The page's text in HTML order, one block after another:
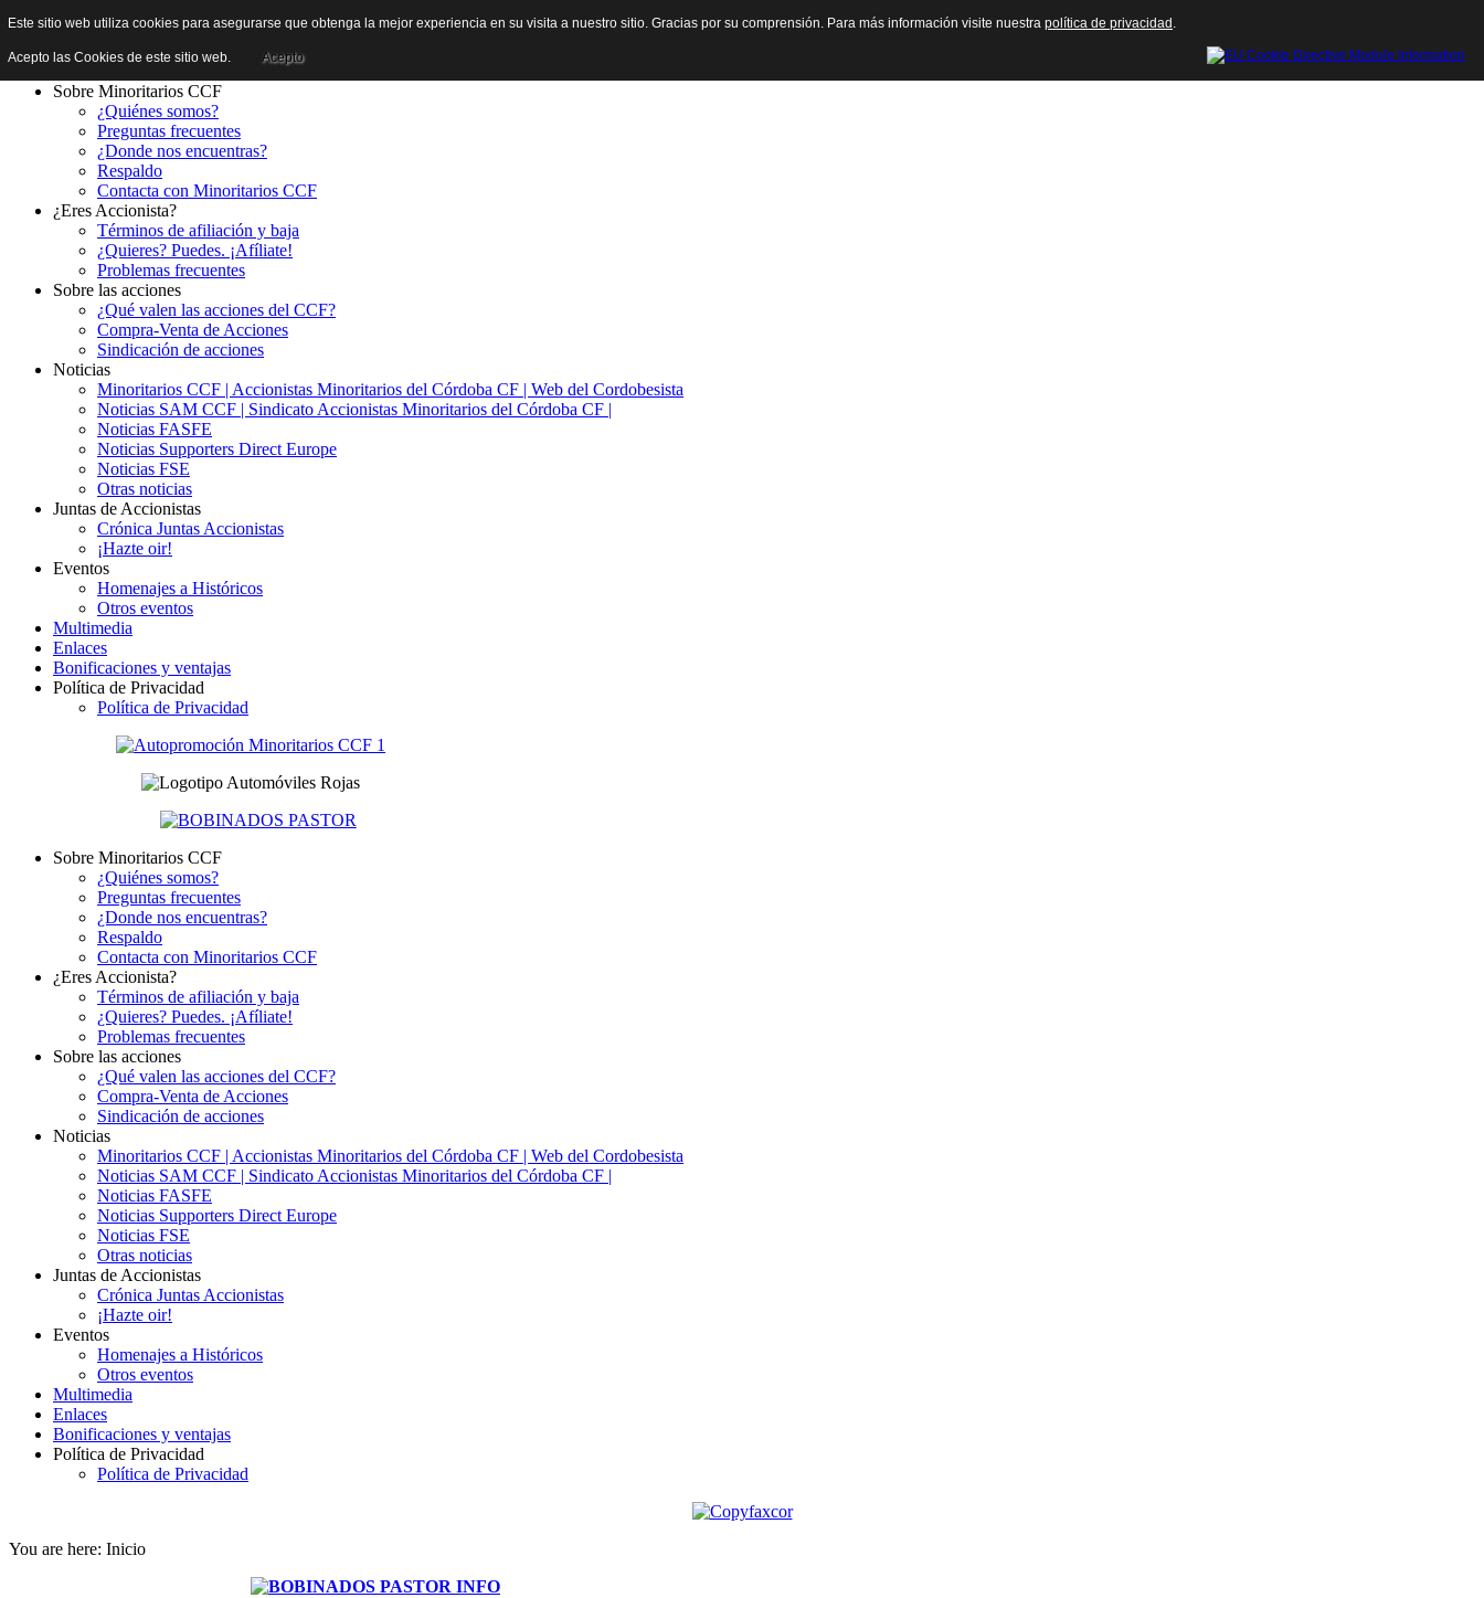
Sobre Minoritarios CCF
¿Quiénes somos?
Preguntas frecuentes
¿Donde nos encuentras?
Respaldo
Contacta con Minoritarios CCF
¿Eres Accionista?
Términos de afiliación y baja
¿Quieres? Puedes. ¡Afíliate!
Problemas frecuentes
Sobre las acciones
¿Qué valen las acciones del CCF?
Compra-Venta de Acciones
Sindicación de acciones
Noticias
Minoritarios CCF | Accionistas Minoritarios del Córdoba CF | Web del Cordobesista
Noticias SAM CCF | Sindicato Accionistas Minoritarios del Córdoba CF |
Noticias FASFE
Noticias Supporters Direct Europe
Noticias FSE
Otras noticias
Juntas de Accionistas
Crónica Juntas Accionistas
¡Hazte oir!
Eventos
Homenajes a Históricos
Otros eventos
Multimedia
Enlaces
Bonificaciones y ventajas
Política de Privacidad
Política de Privacidad
Sobre Minoritarios CCF
¿Quiénes somos?
Preguntas frecuentes
¿Donde nos encuentras?
Respaldo
Contacta con Minoritarios CCF
¿Eres Accionista?
Términos de afiliación y baja
¿Quieres? Puedes. ¡Afíliate!
Problemas frecuentes
Sobre las acciones
¿Qué valen las acciones del CCF?
Compra-Venta de Acciones
Sindicación de acciones
Noticias
Minoritarios CCF | Accionistas Minoritarios del Córdoba CF | Web del Cordobesista
Noticias SAM CCF | Sindicato Accionistas Minoritarios del Córdoba CF |
Noticias FASFE
Noticias Supporters Direct Europe
Noticias FSE
Otras noticias
Juntas de Accionistas
Crónica Juntas Accionistas
¡Hazte oir!
Eventos
Homenajes a Históricos
Otros eventos
Multimedia
Enlaces
Bonificaciones y ventajas
Política de Privacidad
Política de Privacidad
You are here: Inicio
Este sitio web utiliza cookies para asegurarse que obtenga la mejor experiencia en su visita a nuestro sitio. Gracias por su comprensión. Para más información visite nuestra política de privacidad .
Acepto las Cookies de este sitio web. Acepto